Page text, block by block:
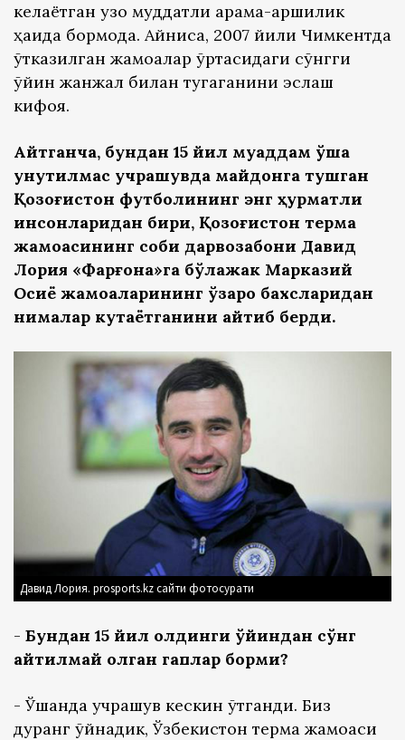
келаётган узоқ муддатли қарама-қаршилик
ҳақида бормоқда. Айниқса, 2007 йили Чимкентда
ўтказилган жамоалар ўртасидаги сўнгги
ўйин жанжал билан тугаганини эслаш
кифоя.
Айтганча, бундан 15 йил муқаддам ўша
унутилмас учрашувда майдонга тушган
Қозоғистон футболининг энг ҳурматли
инсонларидан бири, Қозоғистон терма
жамоасининг собиқ дарвозабони Давид
Лория «Фарғона»га бўлажак Марказий
Осиё жамоаларининг ўзаро бахсларидан
нималар кутаётганини айтиб берди.
Давид Лория. prosports.kz сайти фотосурати
- Бундан 15 йил олдинги ўйиндан сўнг
айтилмай қолган гаплар борми?
- Ўшанда учрашув кескин ўтганди. Биз
дуранг ўйнадик, Ўзбекистон терма жамоаси